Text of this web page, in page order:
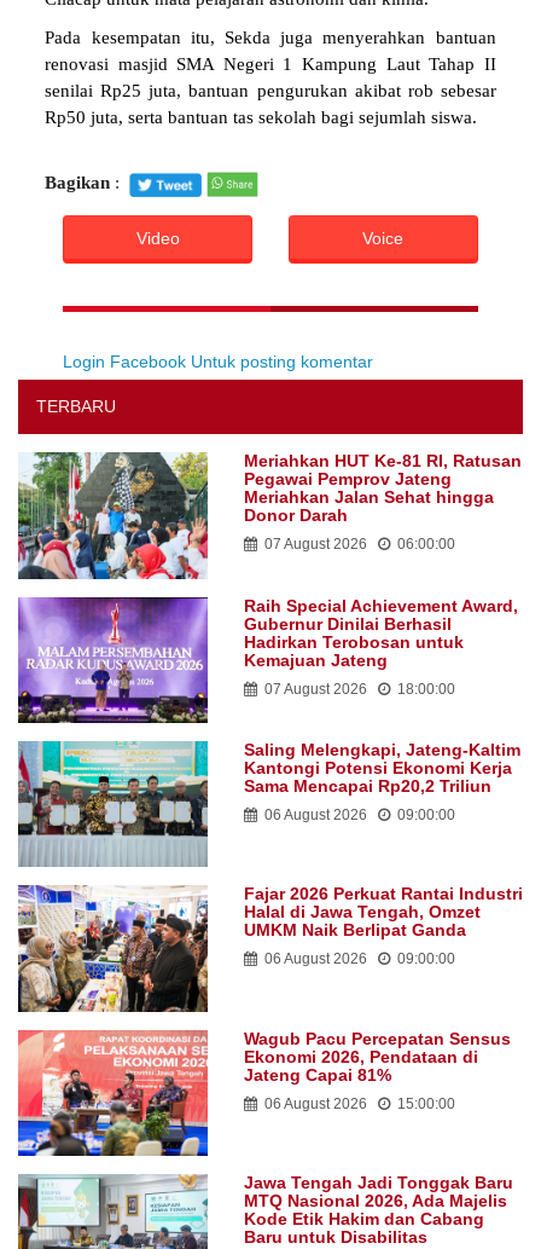
Pada kesempatan itu, Sekda juga menyerahkan bantuan
renovasi masjid SMA Negeri 1 Kampung Laut Tahap II
senilai Rp25 juta, bantuan pengurukan akibat rob sebesar
Rp50 juta, serta bantuan tas sekolah bagi sejumlah siswa.
Bagikan :
Video Voice
Login Facebook Untuk posting komentar
TERBARU
Meriahkan HUT Ke-81 RI, Ratusan
Pegawai Pemprov Jateng
Meriahkan Jalan Sehat hingga
Donor Darah
07 August 2026 06:00:00
Raih Special Achievement Award,
Gubernur Dinilai Berhasil
Hadirkan Terobosan untuk
Kemajuan Jateng
07 August 2026 18:00:00
Saling Melengkapi, Jateng-Kaltim
Kantongi Potensi Ekonomi Kerja
Sama Mencapai Rp20,2 Triliun
06 August 2026 09:00:00
Fajar 2026 Perkuat Rantai Industri
Halal di Jawa Tengah, Omzet
UMKM Naik Berlipat Ganda
06 August 2026 09:00:00
Wagub Pacu Percepatan Sensus
Ekonomi 2026, Pendataan di
Jateng Capai 81%
06 August 2026 15:00:00
Jawa Tengah Jadi Tonggak Baru
MTQ Nasional 2026, Ada Majelis
Kode Etik Hakim dan Cabang
Baru untuk Disabilitas